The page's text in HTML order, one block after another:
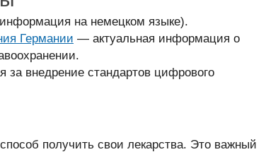
на немецком языке).
Германии — актуальная информация о
внедрение стандартов цифрового
получить свои лекарства. Это важный